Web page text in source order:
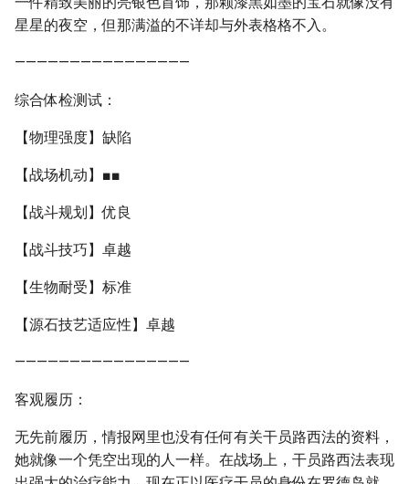
星星的夜空，但那满溢的不详却与外表格格不入。
————————————————
综合体检测试：
【物理强度】缺陷
【战场机动】■■
【战斗规划】优良
【战斗技巧】卓越
【生物耐受】标准
【源石技艺适应性】卓越
————————————————
客观履历：
无先前履历，情报网里也没有任何有关干员路西法的资料，
她就像一个凭空出现的人一样。在战场上，干员路西法表现